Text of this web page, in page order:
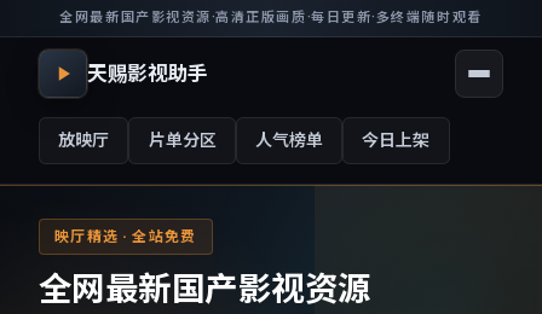
全网最新国产影视资源·高清正版画质·每日更新· 多终端随时观看
天赐影视助手
放映厅 片单分区 人气榜单 今日上架
映厅精选 · 全站免费
全网最新国产影视资源